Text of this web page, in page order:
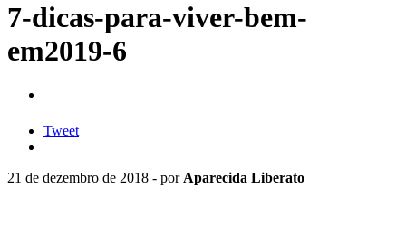
7-dicas-para-viver-bem-
em2019-6
Tweet
21 de dezembro de 2018 - por Aparecida Liberato